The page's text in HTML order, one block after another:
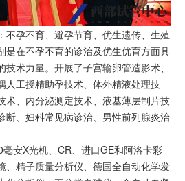
孕不育、避孕节育、优生遗传、生殖
是在不孕不育的诊治及优生优育方面具
术力量。开展了子宫输卵管造影术、
人工授精助孕技术、体外精液处理技
术、内分泌测定技术、液基薄层制片技
断、妇科常见病诊治、男性前列腺炎治
安X光机、CR、进口GE和阿洛卡彩
、精子质量分析仪、德国全自动化学发